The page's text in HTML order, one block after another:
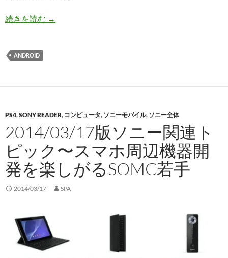
続きを読む ソニーの最新BDレコーダーが出先からのリモー
→
ANDROID
PS4,SONY READER, コンピュータ, ソニーモバイル, ソニー全体
2014/03/17版ソニー関連ト
ピック〜スマホ周辺機器開
発を楽しがるSOMC若手
2014/03/17 SPA